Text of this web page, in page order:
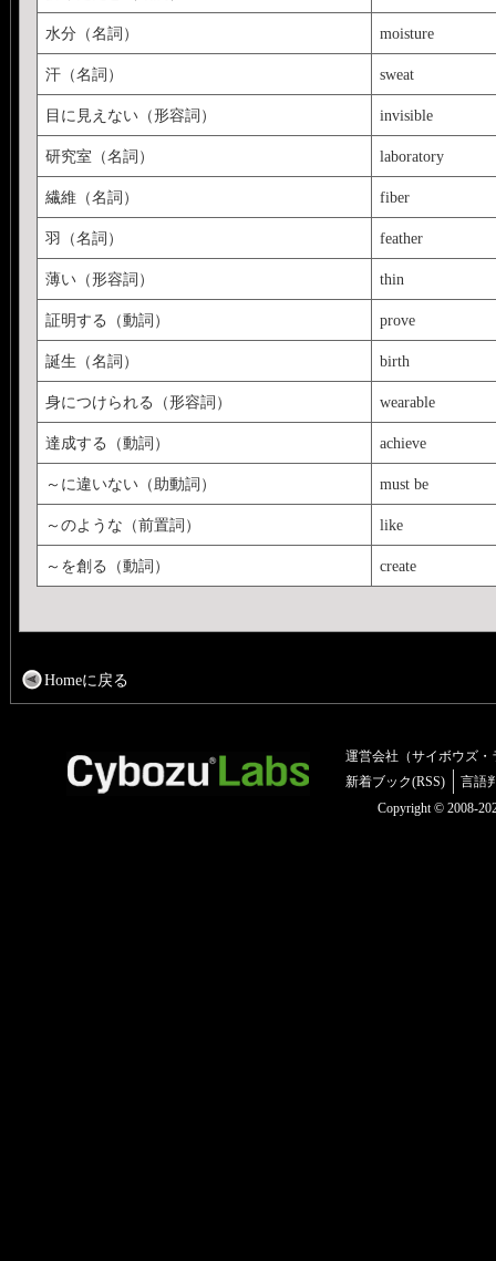
水分（名詞） moisture
汗（名詞） sweat
目に見えない（形容詞） invisible
研究室（名詞） laboratory
繊維（名詞） fiber
羽（名詞） feather
薄い（形容詞） thin
証明する（動詞） prove
誕生（名詞） birth
身につけられる（形容詞） wearable
達成する（動詞） achieve
～に違いない（助動詞） must be
～のような（前置詞） like
～を創る（動詞） create
Homeに戻る
運営会社（サイボウズ・
新着ブック(RSS)
言語
Copyright © 2008-